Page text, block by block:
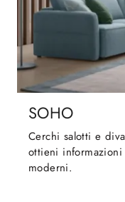
SOHO
Cerchi salotti e
ottieni
moderni.